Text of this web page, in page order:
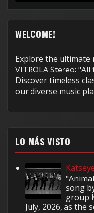
WELCOME!
Explore the ultimate
VITROLA Stereo:
Discover timeless
our diverse music
LO MÁS VISTO
song
group
July, 2026, as the